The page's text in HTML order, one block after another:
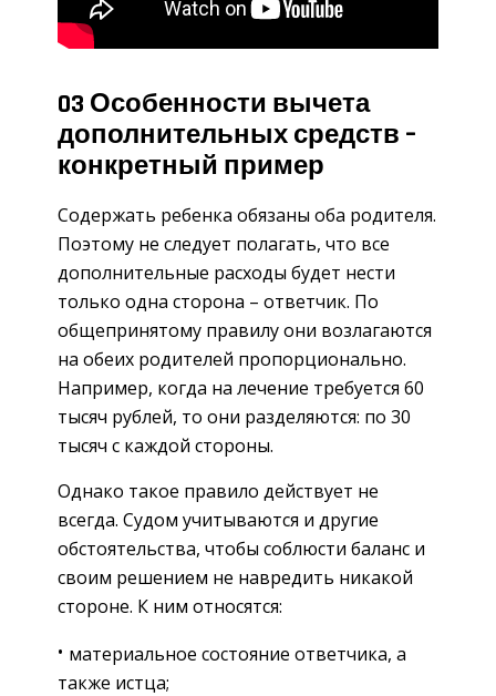
03 Особенности вычета
дополнительных средств –
конкретный пример
Содержать ребенка обязаны оба родителя.
Поэтому не следует полагать, что все
дополнительные расходы будет нести
только одна сторона – ответчик. По
общепринятому правилу они возлагаются
на обеих родителей пропорционально.
Например, когда на лечение требуется 60
тысяч рублей, то они разделяются: по 30
тысяч с каждой стороны.
Однако такое правило действует не
всегда. Судом учитываются и другие
обстоятельства, чтобы соблюсти баланс и
своим решением не навредить никакой
стороне. К ним относятся:
материальное состояние ответчика, а
также истца;